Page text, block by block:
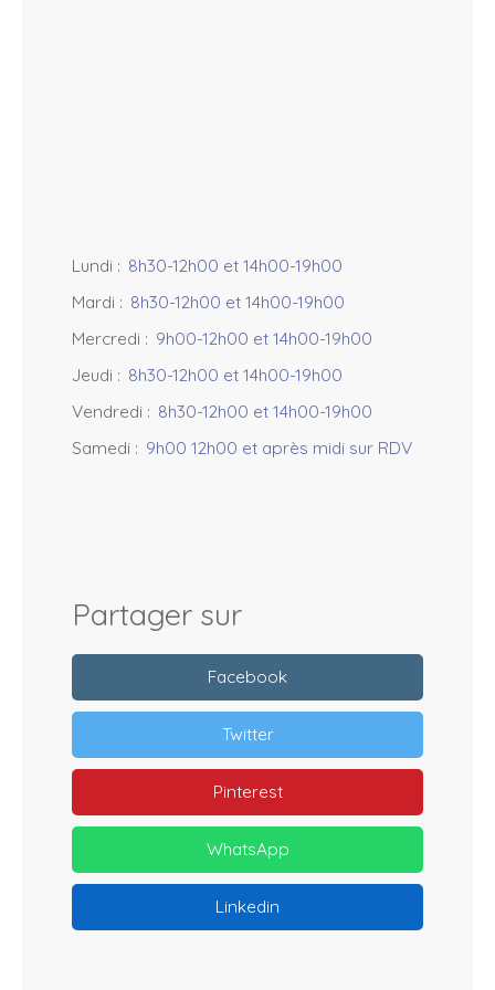
Lundi : 8h30-12h00 et 14h00-19h00
Mardi : 8h30-12h00 et 14h00-19h00
Mercredi : 9h00-12h00 et 14h00-19h00
Jeudi : 8h30-12h00 et 14h00-19h00
Vendredi : 8h30-12h00 et 14h00-19h00
Samedi : 9h00 12h00 et après midi sur RDV
Partager sur
Facebook
Twitter
Pinterest
WhatsApp
Linkedin